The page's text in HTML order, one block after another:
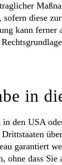
diese
kann ferner
in
den USA
garantiert
ohne dass